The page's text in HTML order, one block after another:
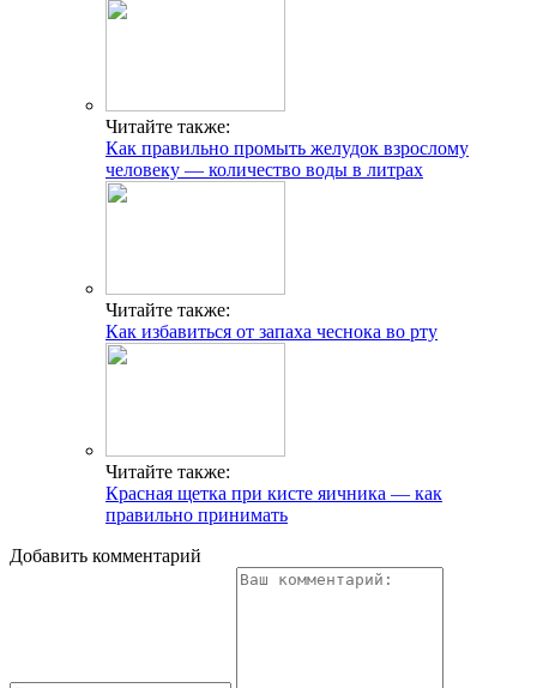
Читайте также:
Как правильно промыть желудок взрослому
человеку — количество воды в литрах
Читайте также:
Как избавиться от запаха чеснока во рту
Читайте также:
Красная щетка при кисте яичника — как
правильно принимать
Добавить комментарий